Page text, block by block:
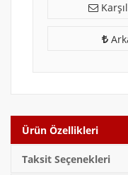
Ürün Özellikleri
Taksit Seçenekleri